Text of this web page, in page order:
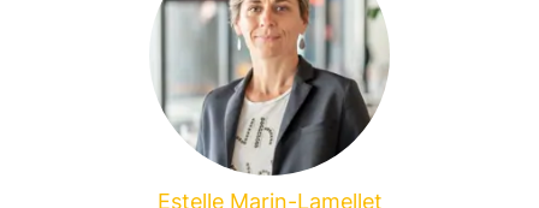
Estelle Marin-Lamellet